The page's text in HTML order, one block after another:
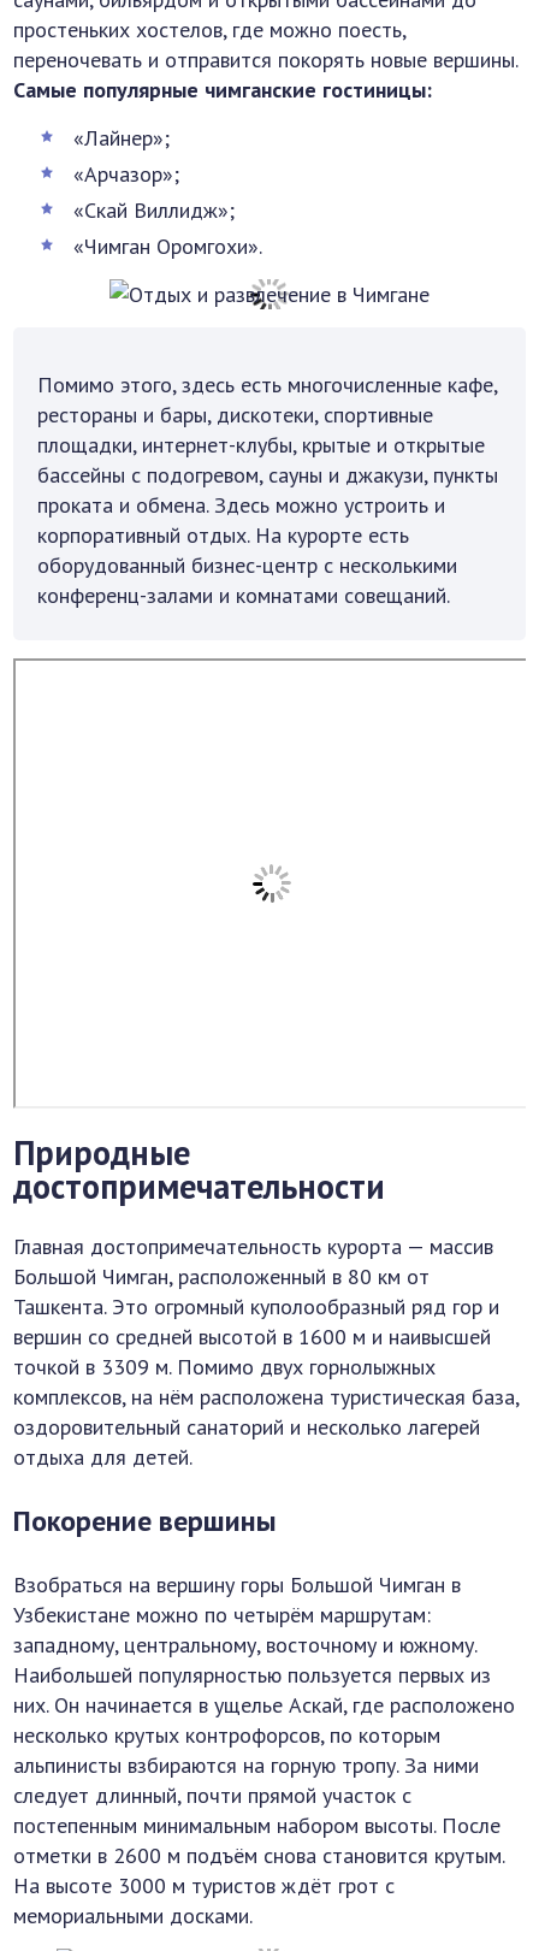
простеньких хостелов, где можно поесть,
переночевать и отправится покорять новые вершины.
Самые популярные чимганские гостиницы:
«Лайнер»;
«Арчазор»;
«Скай Виллидж»;
«Чимган Оромгохи».
Помимо этого, здесь есть многочисленные кафе,
рестораны и бары, дискотеки, спортивные
площадки, интернет-клубы, крытые и открытые
бассейны с подогревом, сауны и джакузи, пункты
проката и обмена. Здесь можно устроить и
корпоративный отдых. На курорте есть
оборудованный бизнес-центр с несколькими
конференц-залами и комнатами совещаний.
Природные
достопримечательности
Главная достопримечательность курорта — массив
Большой Чимган, расположенный в 80 км от
Ташкента. Это огромный куполообразный ряд гор и
вершин со средней высотой в 1600 м и наивысшей
точкой в 3309 м. Помимо двух горнолыжных
комплексов, на нём расположена туристическая база,
оздоровительный санаторий и несколько лагерей
отдыха для детей.
Покорение вершины
Взобраться на вершину горы Большой Чимган в
Узбекистане можно по четырём маршрутам:
западному, центральному, восточному и южному.
Наибольшей популярностью пользуется первых из
них. Он начинается в ущелье Аскай, где расположено
несколько крутых контрофорсов, по которым
альпинисты взбираются на горную тропу. За ними
следует длинный, почти прямой участок с
постепенным минимальным набором высоты. После
отметки в 2600 м подъём снова становится крутым.
На высоте 3000 м туристов ждёт грот с
мемориальными досками.